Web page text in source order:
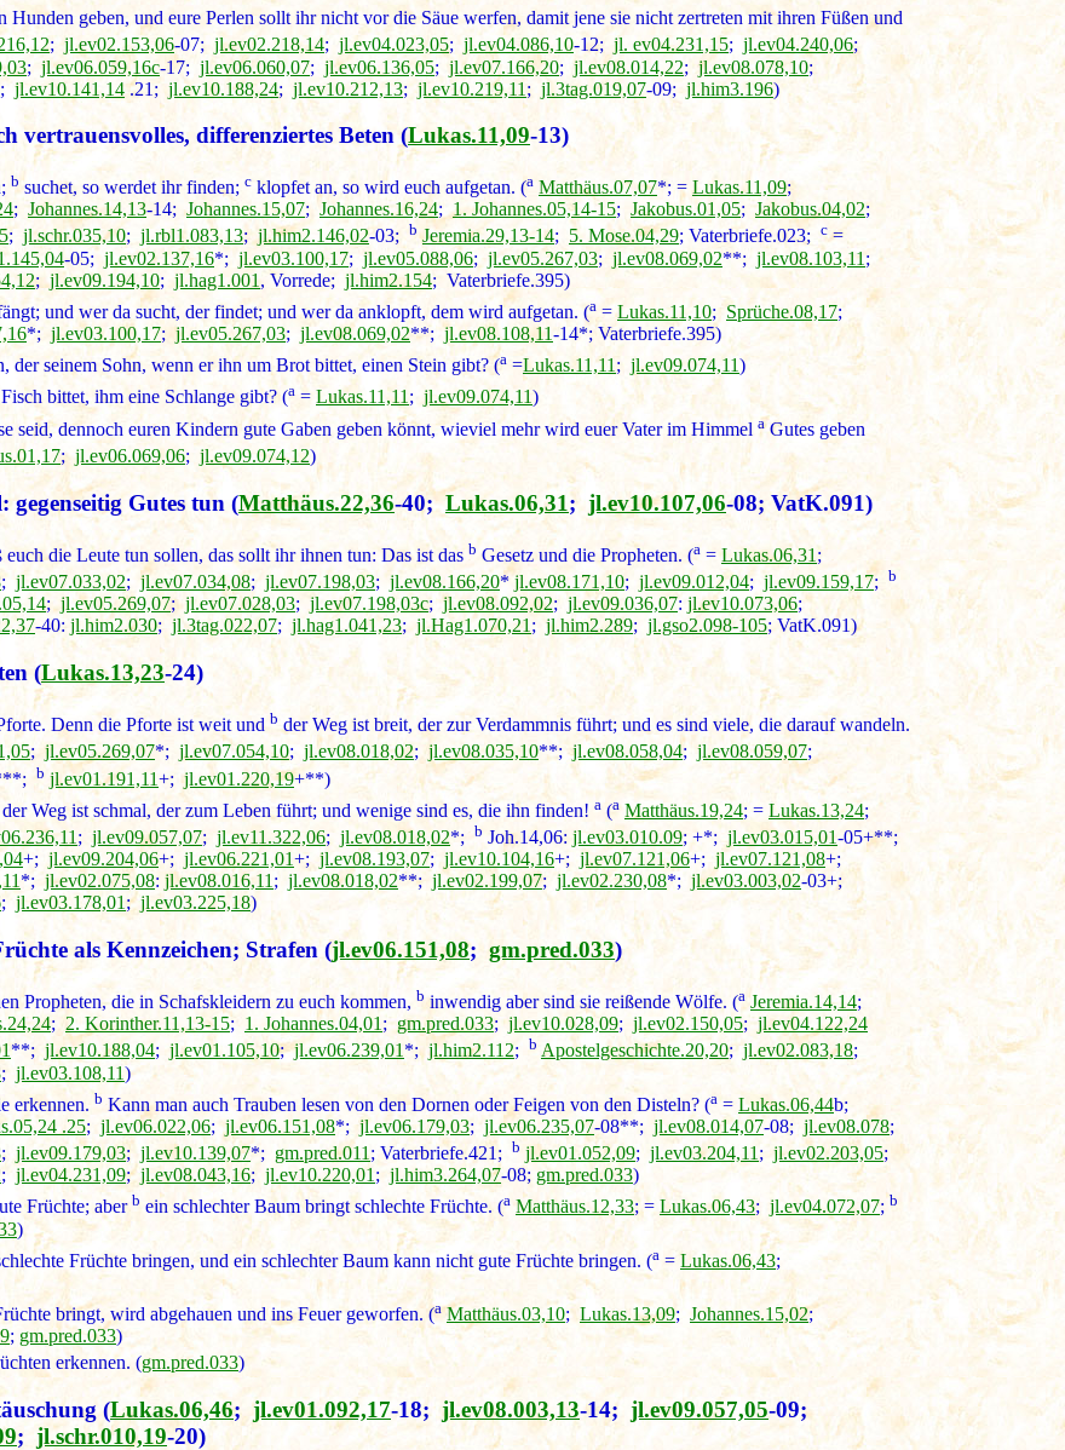
geben, und eure Perlen sollt ihr nicht vor die Säue werfen, damit jene sie nicht zertreten mit ihren Füßen und
; jl.ev02.153,06-07; jl.ev02.218,14; jl.ev04.023,05; jl.ev04.086,10-12; jl. ev04.231,15; jl.ev04.240,06;
; jl.ev06.059,16c-17; jl.ev06.060,07; jl.ev06.136,05; jl.ev07.166,20; jl.ev08.014,22;jl.ev08.078,10;
; jl.ev10.141,14.21;jl.ev10.188,24; jl.ev10.212,13;jl.ev10.219,11 ; jl.3tag.019,07-09;jl.him3.196)
vertrauensvolles, differenziertes Beten(Lukas.11,09-13)
b suchet, so werdet ihr finden; c klopfet an, so wird euch aufgetan. (a Matthäus.07,07*; = Lukas.11,09;
;Johannes.14,13-14;Johannes.15,07;Johannes.16,24;1. Johannes.05,14-15; Jakobus.01,05;Jakobus.04,02;
; jl.schr.035,10; jl.rbl1.083,13;jl.him2.146,02-03; b Jeremia.29,13-14; 5. Mose.04,29; Vaterbriefe.023; c=
-05; jl.ev02.137,16*; jl.ev03.100,17; jl.ev05.088,06; jl.ev05.267,03; jl.ev08.069,02**; jl.ev08.103,11;
;jl.ev09.194,10; jl.hag1.001 , Vorrede; jl.him2.154; Vaterbriefe.395)
und wer da sucht, der findet; und wer da anklopft, dem wird aufgetan. (a =Lukas.11,10;Sprüche.08,17;
*; jl.ev03.100,17; jl.ev05.267,03; jl.ev08.069,02**;jl.ev08.108,11-14*; Vaterbriefe.395)
der seinem Sohn, wenn er ihn um Brot bittet, einen Stein gibt? (a =Lukas.11,11 ; jl.ev09.074,11)
bittet, ihm eine Schlange gibt? (a = Lukas.11,11; jl.ev09.074,11)
seid, dennoch euren Kindern gute Gaben geben könnt, wieviel mehr wird euer Vater im Himmel aGutes geben
; jl.ev06.069,06; jl.ev09.074,12)
gegenseitig Gutes tun (Matthäus.22,36-40;Lukas.06,31; jl.ev10.107,06-08; VatK.091)
die Leute tun sollen, das sollt ihr ihnen tun: Das ist das b Gesetz und die Propheten. (a =Lukas.06,31 ;
;jl.ev07.033,02; jl.ev07.034,08; jl.ev07.198,03;jl.ev08.166,20*jl.ev08.171,10; jl.ev09.012,04; jl.ev09.159,17; b
;jl.ev05.269,07;jl.ev07.028,03; jl.ev07.198,03c;jl.ev08.092,02; jl.ev09.036,07: jl.ev10.073,06;
-40: jl.him2.030; jl.3tag.022,07; jl.hag1.041,23; jl.Hag1.070,21; jl.him2.289; jl.gso2.098-105; VatK.091)
(Lukas.13,23-24)
Denn die Pforte ist weit und b der Weg ist breit, der zur Verdammnis führt; und es sind viele, die darauf wandeln.
; jl.ev05.269,07*; jl.ev07.054,10; jl.ev08.018,02; jl.ev08.035,10**;jl.ev08.058,04; jl.ev08.059,07;
b jl.ev01.191,11+;jl.ev01.220,19+**)
der Weg ist schmal, der zum Leben führt; und wenige sind es, die ihn finden! a (a Matthäus.19,24; = Lukas.13,24;
; jl.ev09.057,07; jl.ev11.322,06; jl.ev08.018,02*; b Joh.14,06: jl.ev03.010.09; +*; jl.ev03.015,01-05+**;
+; jl.ev09.204,06+; jl.ev06.221,01+; jl.ev08.193,07; jl.ev10.104,16+; jl.ev07.121,06+; jl.ev07.121,08+;
*; jl.ev02.075,08: jl.ev08.016,11; jl.ev08.018,02**; jl.ev02.199,07; jl.ev02.230,08*; jl.ev03.003,02-03+;
; jl.ev03.178,01;jl.ev03.225,18)
als Kennzeichen; Strafen(jl.ev06.151,08; gm.pred.033)
Propheten, die in Schafskleidern zu euch kommen, binwendig aber sind sie reißende Wölfe. (a Jeremia.14,14;
; 2. Korinther.11,13-15; 1. Johannes.04,01 ;gm.pred.033;jl.ev10.028,09; jl.ev02.150,05;jl.ev04.122,24
**; jl.ev10.188,04; jl.ev01.105,10;jl.ev06.239,01*;jl.him2.112; b Apostelgeschichte.20,20;jl.ev02.083,18;
; jl.ev03.108,11)
erkennen. b Kann man auch Trauben lesen von den Dornen oder Feigen von den Disteln? (a = Lukas.06,44b;
.25; jl.ev06.022,06;jl.ev06.151,08*;jl.ev06.179,03; jl.ev06.235,07-08**; jl.ev08.014,07-08; jl.ev08.078;
; jl.ev09.179,03; jl.ev10.139,07*; gm.pred.011; Vaterbriefe.421; b jl.ev01.052,09; jl.ev03.204,11 ; jl.ev02.203,05;
; jl.ev04.231,09;jl.ev08.043,16; jl.ev10.220,01 ; jl.him3.264,07-08; gm.pred.033)
Früchte; aberb ein schlechter Baum bringt schlechte Früchte. (a Matthäus.12,33; = Lukas.06,43; jl.ev04.072,07; b
)
Früchte bringen, und ein schlechter Baum kann nicht gute Früchte bringen. (a = Lukas.06,43;
bringt, wird abgehauen und ins Feuer geworfen. (a Matthäus.03,10; Lukas.13,09; Johannes.15,02;
; gm.pred.033)
erkennen. (gm.pred.033)
(Lukas.06,46;jl.ev01.092,17-18; jl.ev08.003,13-14; jl.ev09.057,05-09;
; jl.schr.010,19-20)